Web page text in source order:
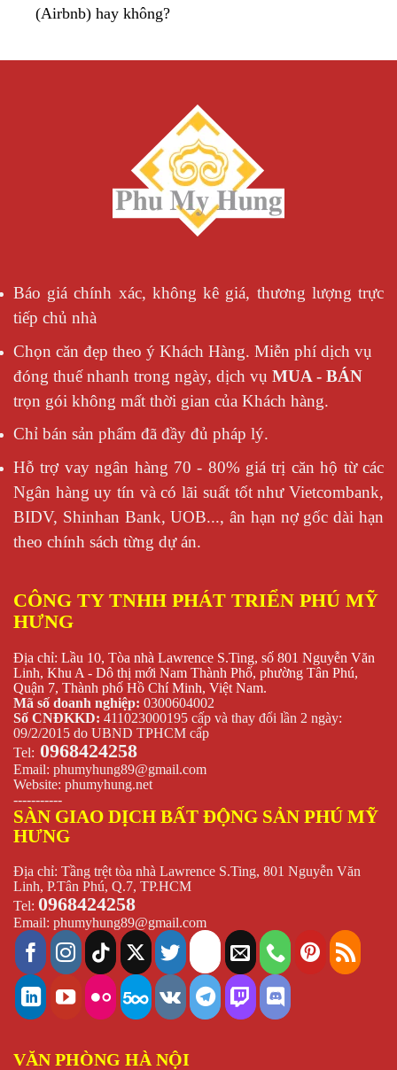
(Airbnb) hay không?
Báo giá chính xác, không kê giá, thương lượng trực
tiếp chủ nhà
Chọn căn đẹp theo ý Khách Hàng. Miễn phí dịch vụ
đóng thuế nhanh trong ngày, dịch vụ MUA - BÁN
trọn gói không mất thời gian của Khách hàng.
Chỉ bán sản phẩm đã đầy đủ pháp lý.
Hỗ trợ vay ngân hàng 70 - 80% giá trị căn hộ từ các
Ngân hàng uy tín và có lãi suất tốt như Vietcombank,
BIDV, Shinhan Bank, UOB..., ân hạn nợ gốc dài hạn
theo chính sách từng dự án.
CÔNG TY TNHH PHÁT TRIỂN PHÚ MỸ
HƯNG
Địa chỉ: Lầu 10, Tòa nhà Lawrence S.Ting, số 801 Nguyễn Văn
Linh, Khu A - Dô thị mới Nam Thành Phố, phường Tân Phú,
Quận 7, Thành phố Hồ Chí Minh, Việt Nam.
Mã số doanh nghiệp: 0300604002
Số CNĐKKD: 411023000195 cấp và thay đổi lần 2 ngày:
09/2/2015 do UBND TPHCM cấp
Tel: 0968424258
Email: phumyhung89@gmail.com
Website: phumyhung.net
-----------
SÀN GIAO DỊCH BẤT ĐỘNG SẢN PHÚ MỸ
HƯNG
Địa chỉ: Tầng trệt tòa nhà Lawrence S.Ting, 801 Nguyễn Văn
Linh, P.Tân Phú, Q.7, TP.HCM
Tel: 0968424258
Email: phumyhung89@gmail.com
VĂN PHÒNG HÀ NỘI